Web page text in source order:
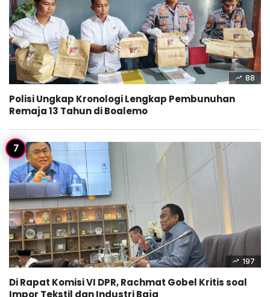
88
Polisi Ungkap Kronologi Lengkap Pembunuhan
Remaja 13 Tahun di Boalemo
197
Di Rapat Komisi VI DPR, Rachmat Gobel Kritis soal
Impor Tekstil dan Industri Baja